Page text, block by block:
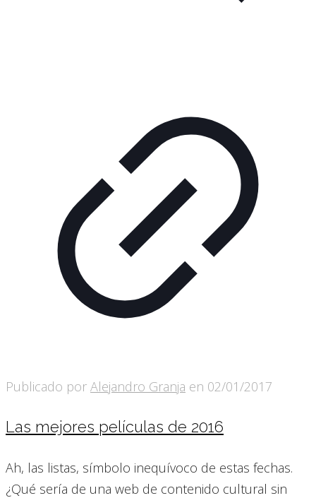
Publicado por Alejandro Granja en 02/01/2017
Las mejores películas de 2016
Ah, las listas, símbolo inequívoco de estas fechas.
¿Qué sería de una web de contenido cultural sin